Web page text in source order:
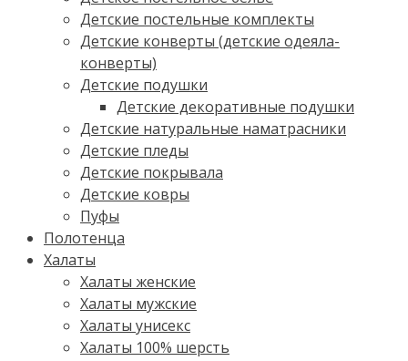
Детские постельные комплекты
Детские конверты (детские одеяла-
конверты)
Детские подушки
Детские декоративные подушки
Детские натуральные наматрасники
Детские пледы
Детские покрывала
Детские ковры
Пуфы
Полотенца
Халаты
Халаты женские
Халаты мужские
Халаты унисекс
Халаты 100% шерсть